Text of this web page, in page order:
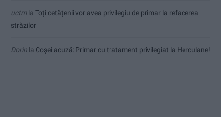
uctmla Toți cetățenii vor avea privilegiu de primar la refacerea
străzilor!
Dorin la Coșei acuză: Primar cu tratament privilegiat la Herculane!